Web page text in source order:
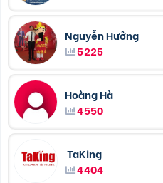
Nguyễn Hưởng
5225
Hoàng Hà
4550
TaKing
4404